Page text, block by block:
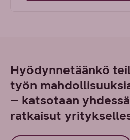
Hyödynnetäänkö
työn
– katsotaan
ratkaisut